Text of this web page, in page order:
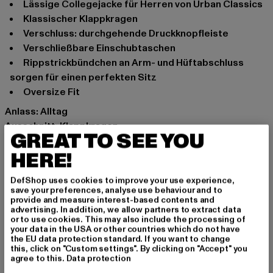
Lässige Collegejacke für Herren von Urban Classics
Klassischer Klappkragen
Verschluss: durchgehende Druckknopfleiste
Verschließbare Einschubtaschen
Rippstrickbündchen an Arm- und Hüftabschluss
sorgen für einen perfekten Sitz
Oversize Fit
Anlass: Alltag
Ausschnitt: Klappkragen
Ärmelart: Langarm
Verschlussarten: Druckknopfleiste
Marke: Urban Classics
Kat.: College Jacken
Farbe: schwarz
Hersteller Farbe: black
Materialzusammensetzung: 100% Polyester
Art.Nr: TB5904-00007
GREAT TO SEE YOU
HERE!
DefShop uses cookies to improve your use experience,
save your preferences, analyse use behaviour and to
provide and measure interest-based contents and
advertising. In addition, we allow partners to extract data
or to use cookies. This may also include the processing of
your data in the USA or other countries which do not have
the EU data protection standard. If you want to change
this, click on "Custom settings". By clicking on "Accept" you
agree to this. Data protection